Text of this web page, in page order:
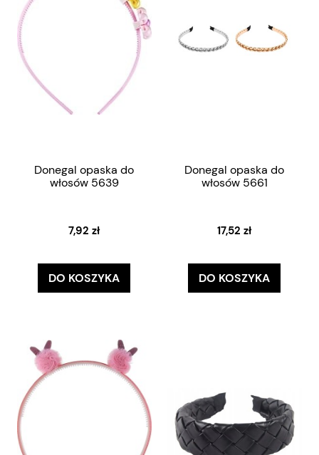
Donegal opaska do
włosów 5639
7,92 zł
DO KOSZYKA
Donegal opaska do
włosów 5661
17,52 zł
DO KOSZYKA